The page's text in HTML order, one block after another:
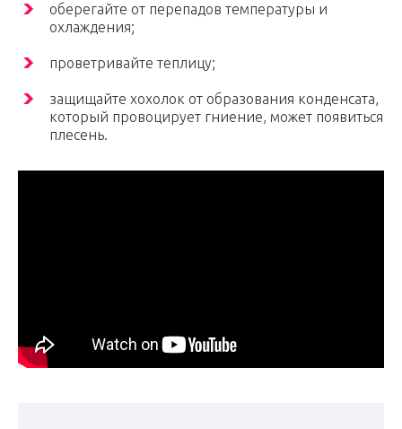
оберегайте от перепадов температуры и
охлаждения;
проветривайте теплицу;
защищайте хохолок от образования конденсата,
который провоцирует гниение, может появиться
плесень.